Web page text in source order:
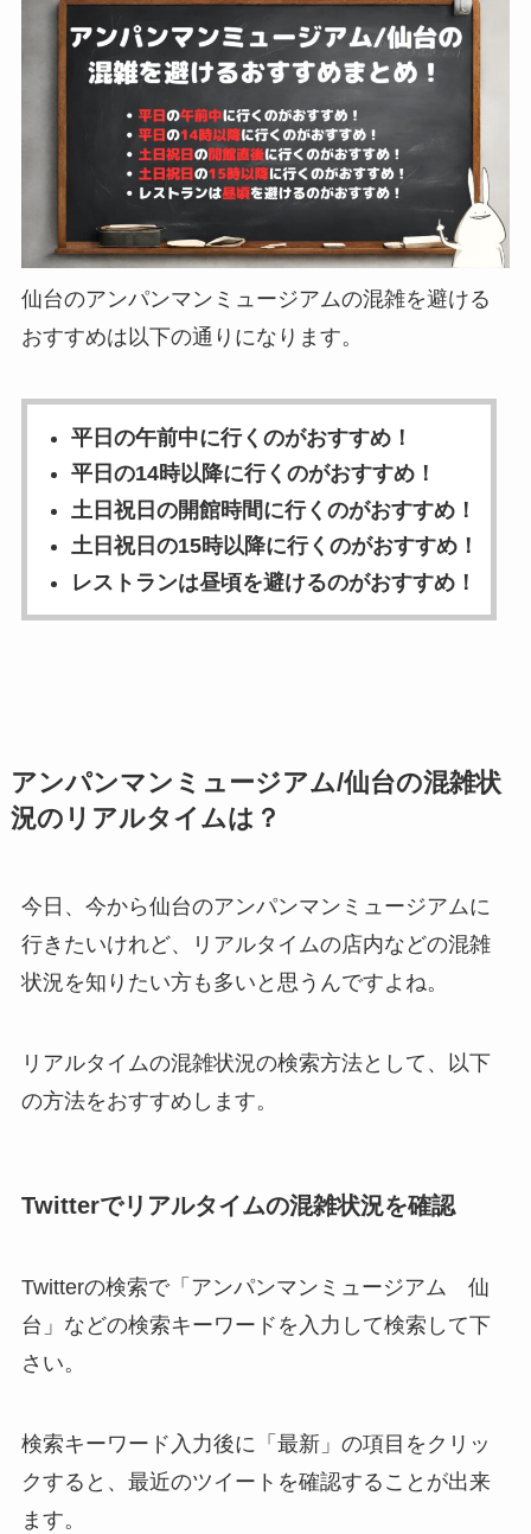
仙台のアンパンマンミュージアムの混雑を避ける
おすすめは以下の通りになります。
平日の午前中に行くのがおすすめ！
平日の14時以降に行くのがおすすめ！
土日祝日の開館時間に行くのがおすすめ！
土日祝日の15時以降に行くのがおすすめ！
レストランは昼頃を避けるのがおすすめ！
アンパンマンミュージアム/仙台の混雑状
況のリアルタイムは？
今日、今から仙台のアンパンマンミュージアムに
行きたいけれど、リアルタイムの店内などの混雑
状況を知りたい方も多いと思うんですよね。
リアルタイムの混雑状況の検索方法として、以下
の方法をおすすめします。
Twitterでリアルタイムの混雑状況を確認
Twitterの検索で「アンパンマンミュージアム 仙
台」などの検索キーワードを入力して検索して下
さい。
検索キーワード入力後に「最新」の項目をクリッ
クすると、最近のツイートを確認することが出来
ます。